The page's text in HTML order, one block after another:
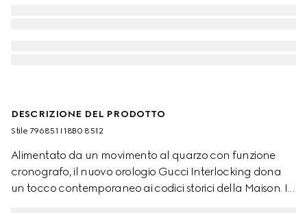
DESCRIZIONE DEL PRODOTTO
Stile ‎796851 I18B0 8512
Alimentato da un movimento al quarzo con funzione
cronografo, il nuovo orologio Gucci Interlocking dona
un tocco contemporaneo ai codici storici della Maison. Il